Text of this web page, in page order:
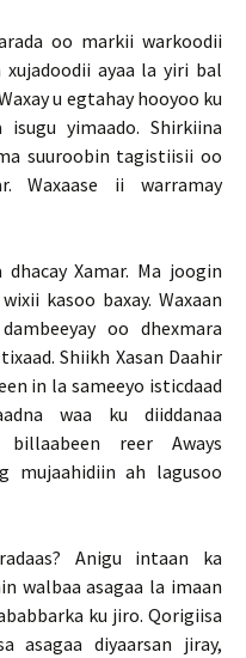
oo markii warkoodii
ayaa la yiri bal
u egtahay hooyoo ku
yimaado. Shirkiina
suuroobin tagistiisii oo
Waxaase ii warramay
Xamar. Ma joogin
kasoo baxay. Waxaan
oo dhexmara
Shiikh Xasan Daahir
in la sameeyo isticdaad
waa ku diiddanaa
reer Aways
mujaahidiin ah lagusoo
Anigu intaan ka
walbaa asagaa la imaan
ku jiro. Qorigiisa
asagaa diyaarsan jiray,